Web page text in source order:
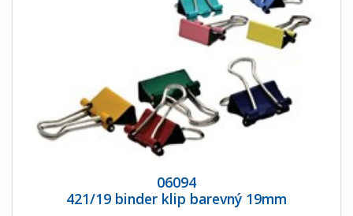
06094
421/19 binder klip barevný 19mm